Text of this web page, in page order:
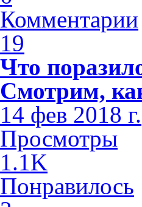
Комментарии
19
Что
Смотрим,
14 фев 2018 г.
Просмотры
1.1K
Понравилось